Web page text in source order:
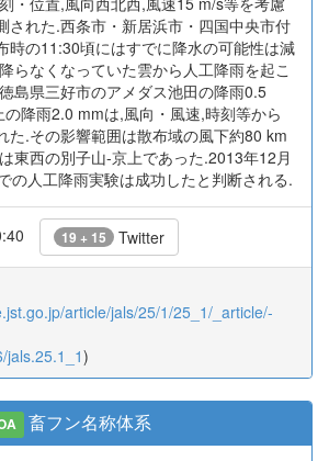
された.西条市・新居浜市・四国中央市付
時の11:30頃にはすでに降水の可能性は減
らなくなっていた雲から人工降雨を起こ
島県三好市のアメダス池田の降雨0.5
降雨2.0 mmは,風向・風速,時刻等から
た.その影響範囲は散布域の風下約80 km
東西の別子山-京上であった.2013年12月
の人工降雨実験は成功したと判断される.
19 + 15 Twitter
article/jals/25/1/25_1/_article/-
jals.25.1_1)
畜フン名称体系